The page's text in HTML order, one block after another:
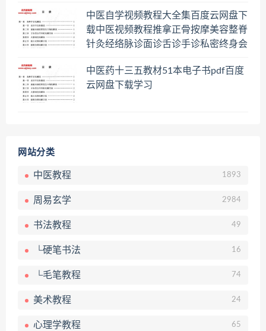
中医自学视频教程大全集百度云网盘下
载中医视频教程推拿正骨按摩美容整脊
针灸经络脉诊面诊舌诊手诊私密终身会
中医药十三五教材51本电子书pdf百度
云网盘下载学习
网站分类
中医教程 1893
周易玄学 2984
书法教程 49
└硬笔书法 16
└毛笔教程 74
美术教程 24
心理学教程 65